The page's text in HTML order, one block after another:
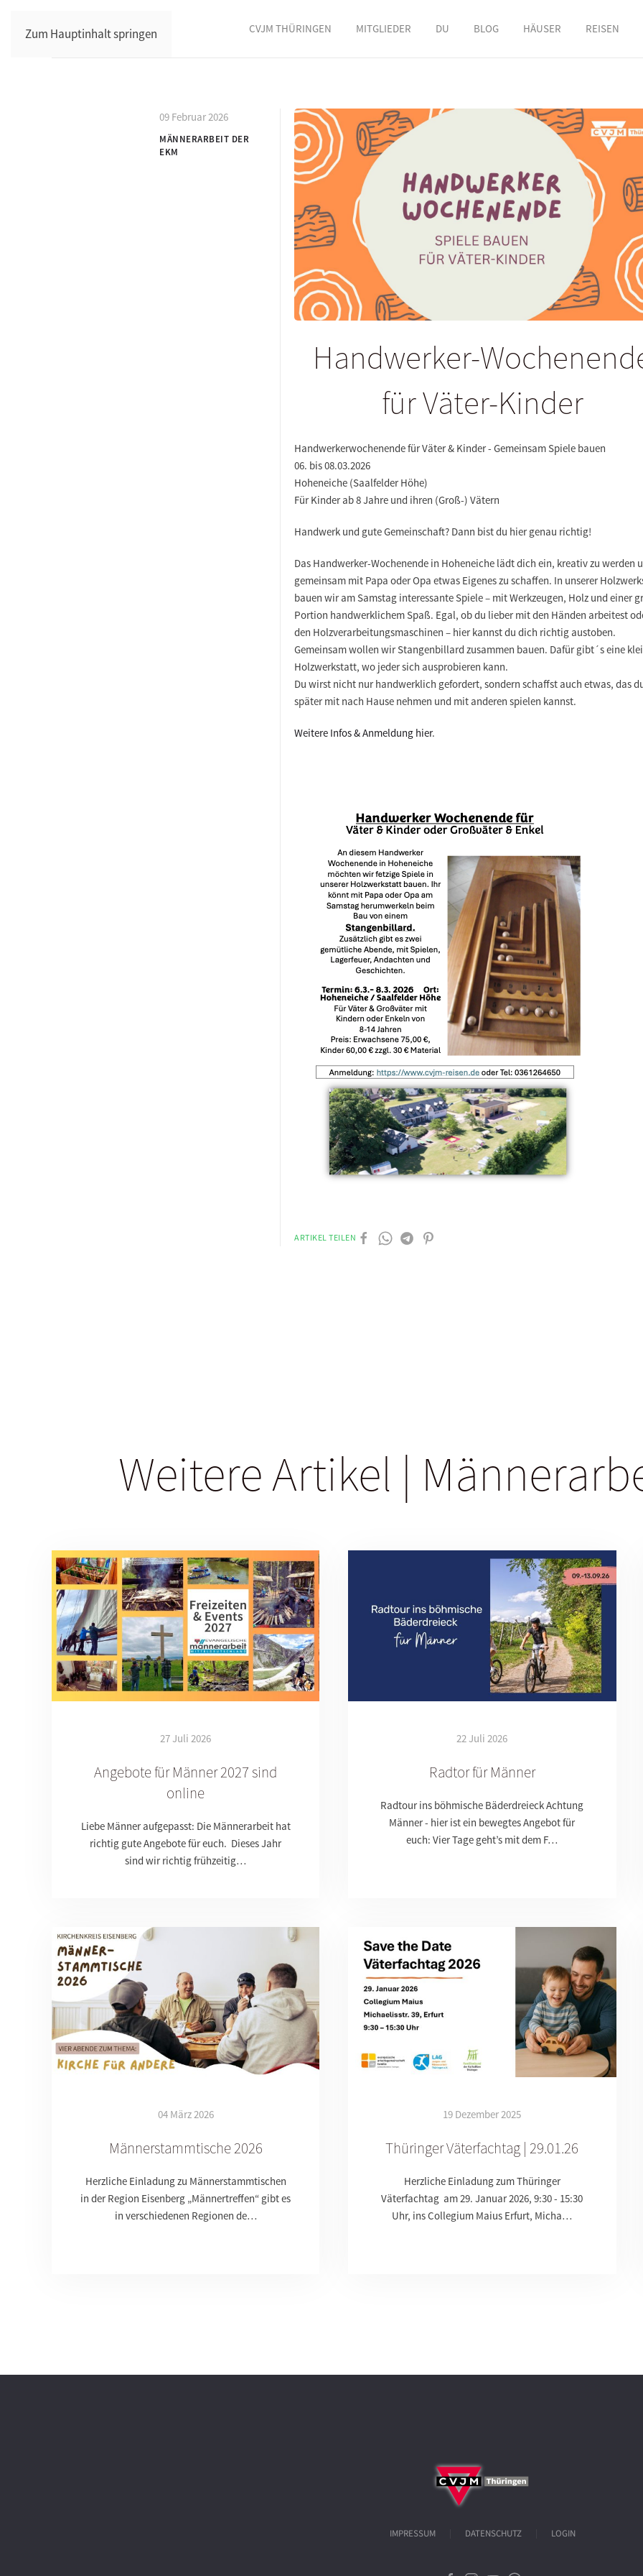
Zum Hauptinhalt springen CVJM THÜRINGEN MITGLIEDER DU BLOG HÄUSER REISEN
09 Februar 2026
MÄNNERARBEIT DER
EKM
Handwerker-
für Väter-Kinder
Handwerkerwochenende für Väter & Kinder - Gemeinsam Spiele bauen
06. bis 08.03.2026
Hoheneiche (Saalfelder Höhe)
Für Kinder ab 8 Jahre und ihren (Groß-) Vätern
Handwerk und gute Gemeinschaft? Dann bist du hier genau richtig!
Das Handwerker-Wochenende in Hoheneiche lädt dich ein, kreativ zu werden
gemeinsam mit Papa oder Opa etwas Eigenes zu schaffen. In unserer
bauen wir am Samstag interessante Spiele – mit Werkzeugen, Holz und einer
Portion handwerklichem Spaß. Egal, ob du lieber mit den Händen arbeitest
den Holzverarbeitungsmaschinen – hier kannst du dich richtig austoben.
Gemeinsam wollen wir Stangenbillard zusammen bauen. Dafür gibt´s eine
Holzwerkstatt, wo jeder sich ausprobieren kann.
Du wirst nicht nur handwerklich gefordert, sondern schaffst auch etwas, das
später mit nach Hause nehmen und mit anderen spielen kannst.
Weitere Infos & Anmeldung hier.
ARTIKEL TEILEN
Weitere Artikel |
27 Juli 2026
Angebote für Männer 2027 sind
online
Liebe Männer aufgepasst: Die Männerarbeit hat
richtig gute Angebote für euch. Dieses Jahr
sind wir richtig frühzeitig…
22 Juli 2026
Radtor für Männer
Radtour ins böhmische Bäderdreieck Achtung
Männer - hier ist ein bewegtes Angebot für
euch: Vier Tage geht’s mit dem F…
04 März 2026
Männerstammtische 2026
Herzliche Einladung zu Männerstammtischen
in der Region Eisenberg „Männertreffen“ gibt es
in verschiedenen Regionen de…
19 Dezember 2025
Thüringer Väterfachtag | 29.01.26
Herzliche Einladung zum Thüringer
Väterfachtag am 29. Januar 2026, 9:30 - 15:30
Uhr, ins Collegium Maius Erfurt, Micha…
IMPRESSUM DATENSCHUTZ LOGIN